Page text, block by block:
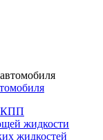
жидкости
жидкостей